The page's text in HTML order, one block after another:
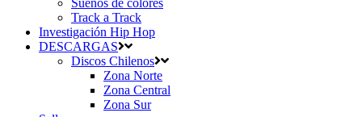
Track a Track
Investigación Hip Hop
DESCARGAS
Discos Chilenos
Zona Norte
Zona Central
Zona Sur